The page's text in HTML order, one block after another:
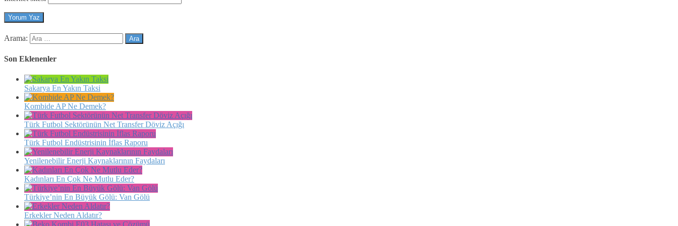
Arama:
Son Eklenenler
Sakarya En Yakın Taksi
Kombide AP Ne Demek?
Türk Futbol Sektörünün Net Transfer Döviz Açığı
Türk Futbol Endüstrisinin İflas Raporu
Yenilenebilir Enerji Kaynaklarının Faydaları
Kadınları En Çok Ne Mutlu Eder?
Türkiye’nin En Büyük Gölü: Van Gölü
Erkekler Neden Aldatır?